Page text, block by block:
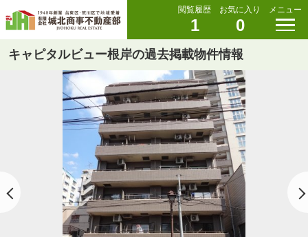
閲覧履歴
1
お気に入り
0
メニュー
キャピタルビュー根岸の過去掲載物件情報